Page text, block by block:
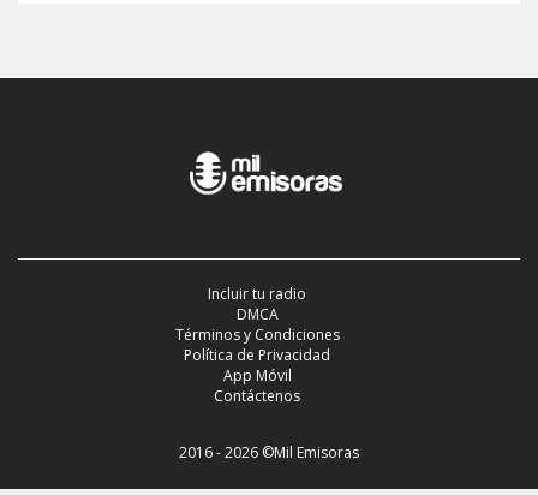
Incluir tu radio
DMCA
Términos y Condiciones
Política de Privacidad
App Móvil
Contáctenos
2016 - 2026 ©Mil Emisoras